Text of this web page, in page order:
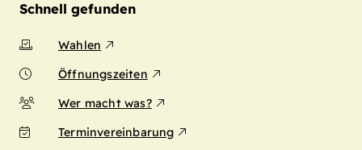
Schnell gefunden
Wahlen
Öffnungszeiten
Wer macht was?
Terminvereinbarung